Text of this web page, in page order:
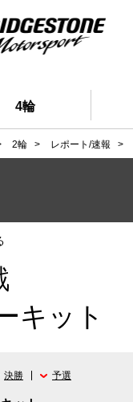
4輪
2輪 > レポート/速報 >
キット
決勝 予選